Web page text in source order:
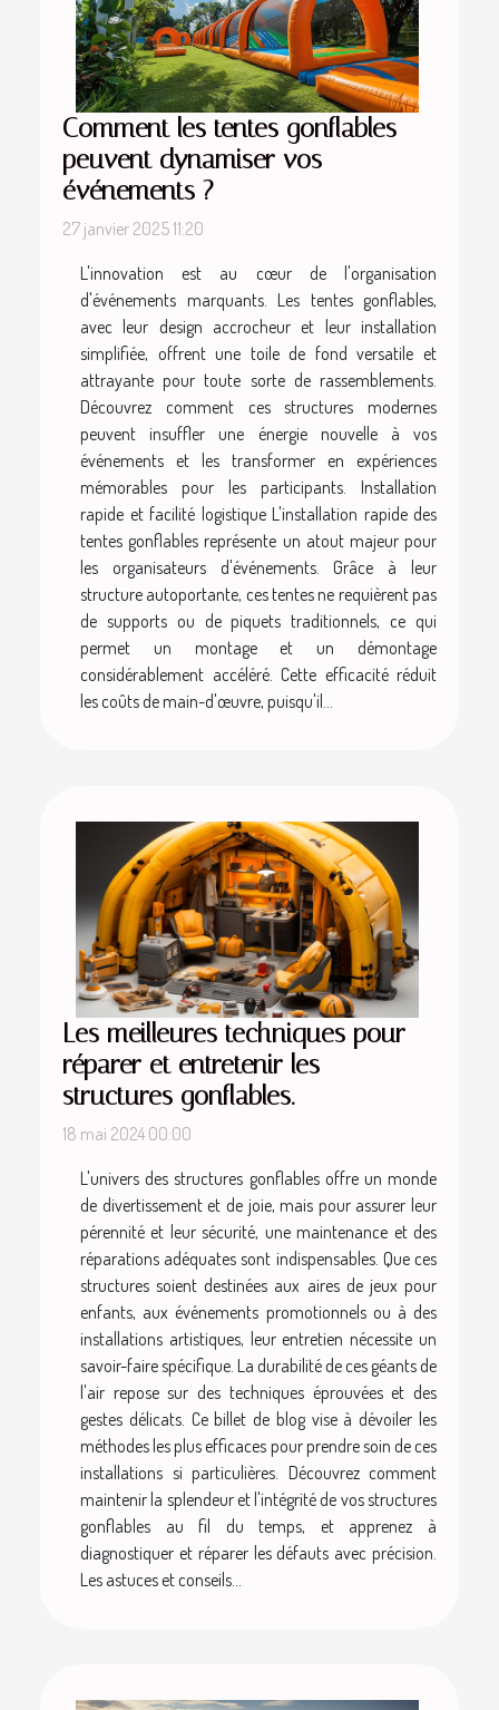
Comment les tentes gonflables
peuvent dynamiser vos
événements ?
27 janvier 2025 11:20
L'innovation est au cœur de l'organisation
d'événements marquants. Les tentes gonflables,
avec leur design accrocheur et leur installation
simplifiée, offrent une toile de fond versatile et
attrayante pour toute sorte de rassemblements.
Découvrez comment ces structures modernes
peuvent insuffler une énergie nouvelle à vos
événements et les transformer en expériences
mémorables pour les participants. Installation
rapide et facilité logistique L'installation rapide des
tentes gonflables représente un atout majeur pour
les organisateurs d'événements. Grâce à leur
structure autoportante, ces tentes ne requièrent pas
de supports ou de piquets traditionnels, ce qui
permet un montage et un démontage
considérablement accéléré. Cette efficacité réduit
les coûts de main-d'œuvre, puisqu'il...
Les meilleures techniques pour
réparer et entretenir les
structures gonflables.
18 mai 2024 00:00
L'univers des structures gonflables offre un monde
de divertissement et de joie, mais pour assurer leur
pérennité et leur sécurité, une maintenance et des
réparations adéquates sont indispensables. Que ces
structures soient destinées aux aires de jeux pour
enfants, aux événements promotionnels ou à des
installations artistiques, leur entretien nécessite un
savoir-faire spécifique. La durabilité de ces géants de
l'air repose sur des techniques éprouvées et des
gestes délicats. Ce billet de blog vise à dévoiler les
méthodes les plus efficaces pour prendre soin de ces
installations si particulières. Découvrez comment
maintenir la splendeur et l'intégrité de vos structures
gonflables au fil du temps, et apprenez à
diagnostiquer et réparer les défauts avec précision.
Les astuces et conseils...